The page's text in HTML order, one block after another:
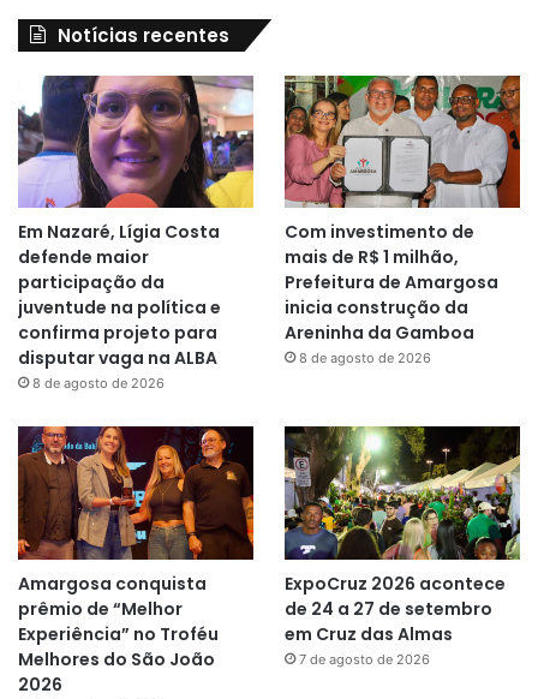
Notícias recentes
Em Nazaré, Lígia Costa
defende maior
participação da
juventude na política e
confirma projeto para
disputar vaga na ALBA
8 de agosto de 2026
Com investimento de
mais de R$ 1 milhão,
Prefeitura de Amargosa
inicia construção da
Areninha da Gamboa
8 de agosto de 2026
Amargosa conquista
prêmio de “Melhor
Experiência” no Troféu
Melhores do São João
2026
ExpoCruz 2026 acontece
de 24 a 27 de setembro
em Cruz das Almas
7 de agosto de 2026